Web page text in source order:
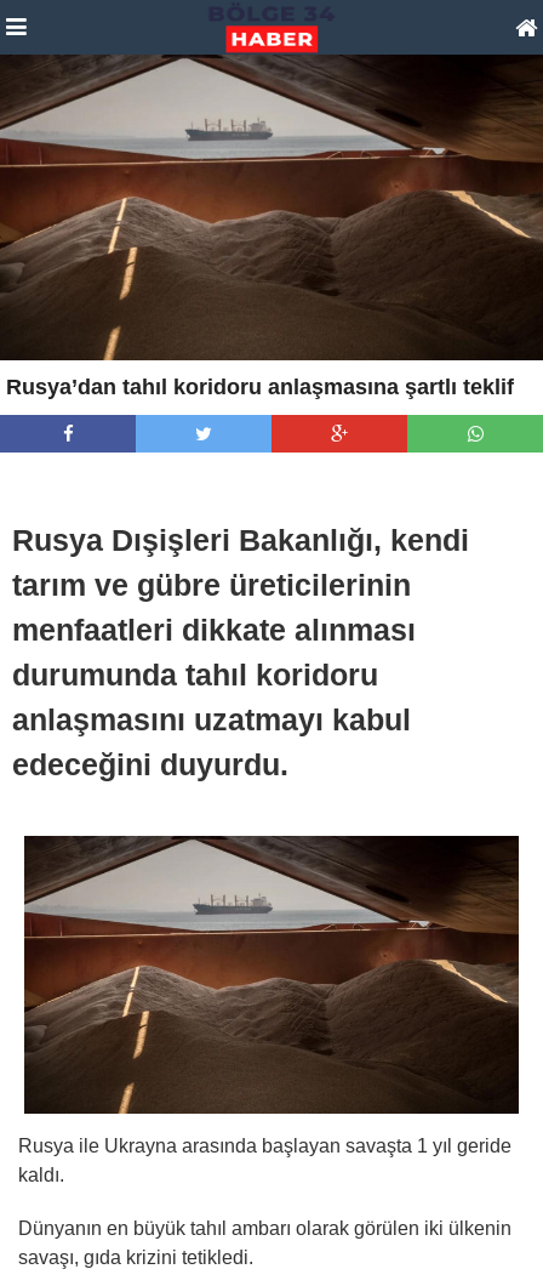
Rusya’dan tahıl koridoru anlaşmasına şartlı teklif
Rusya Dışişleri Bakanlığı, kendi
tarım ve gübre üreticilerinin
menfaatleri dikkate alınması
durumunda tahıl koridoru
anlaşmasını uzatmayı kabul
edeceğini duyurdu.
Rusya ile Ukrayna arasında başlayan savaşta 1 yıl geride
kaldı.
Dünyanın en büyük tahıl ambarı olarak görülen iki ülkenin
savaşı, gıda krizini tetikledi.